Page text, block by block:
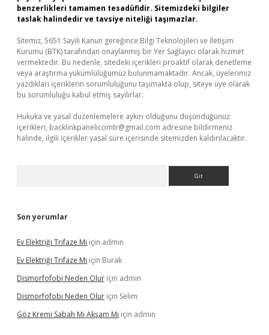
benzerlikleri tamamen tesadüfidir. Sitemizdeki bilgiler
taslak halindedir ve tavsiye niteliği taşımazlar.
Sitemiz, 5651 Sayılı Kanun gereğince Bilgi Teknolojileri ve İletişim
Kurumu (BTK) tarafından onaylanmış bir Yer Sağlayıcı olarak hizmet
vermektedir. Bu nedenle, sitedeki içerikleri proaktif olarak denetleme
veya araştırma yükümlülüğümüz bulunmamaktadır. Ancak, üyelerimiz
yazdıkları içeriklerin sorumluluğunu taşımakta olup, siteye üye olarak
bu sorumluluğu kabul etmiş sayılırlar.
Hukuka ve yasal düzenlemelere aykırı olduğunu düşündüğünüz
içerikleri, backlinkpanelicomtr@gmail.com adresine bildirmeniz
halinde, ilgili içerikler yasal süre içerisinde sitemizden kaldırılacaktır.
Son yorumlar
Ev Elektriği Trifaze Mi için admin
Ev Elektriği Trifaze Mi için Burak
Dismorfofobi Neden Olur için admin
Dismorfofobi Neden Olur için Selim
Göz Kremi Sabah Mı Akşam Mı için admin